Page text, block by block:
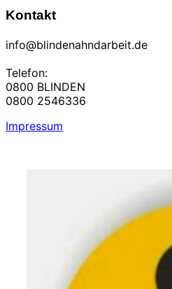
Kontakt
info@blindenahndarbeit.de
Telefon:
0800 BLINDEN
0800 2546336
Impressum